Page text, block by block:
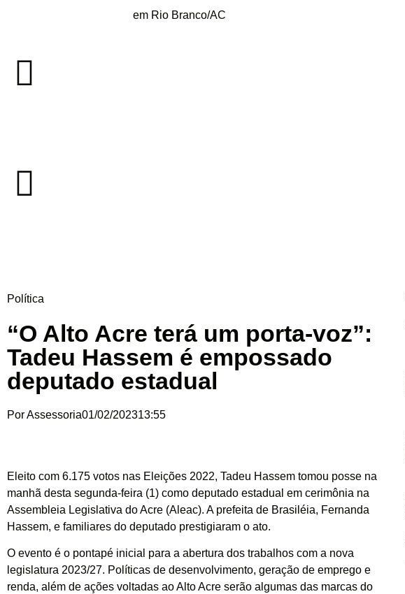
em Rio Branco/AC
Política
“O Alto Acre terá um porta-voz”:
Tadeu Hassem é empossado
deputado estadual
PorAssessoria01/02/202313:55
Eleito com 6.175 votos nas Eleições 2022, Tadeu Hassem tomou posse na
manhã desta segunda-feira (1) como deputado estadual em cerimônia na
Assembleia Legislativa do Acre (Aleac). A prefeita de Brasiléia, Fernanda
Hassem, e familiares do deputado prestigiaram o ato.
O evento é o pontapé inicial para a abertura dos trabalhos com a nova
legislatura 2023/27. Políticas de desenvolvimento, geração de emprego e
renda, além de ações voltadas ao Alto Acre serão algumas das marcas do